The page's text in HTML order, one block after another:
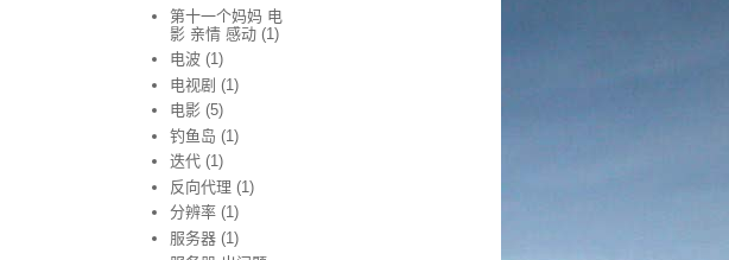
第十一个妈妈 电
影 亲情 感动 (1)
电波 (1)
电视剧 (1)
电影 (5)
钓鱼岛 (1)
迭代 (1)
反向代理 (1)
分辨率 (1)
服务器 (1)